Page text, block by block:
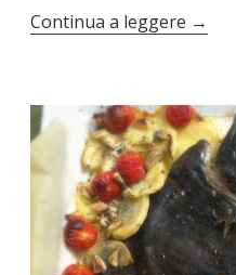
Continua a leggere →